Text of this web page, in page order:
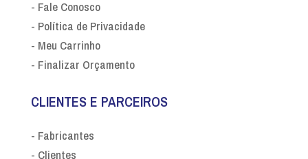
- Fale Conosco
- Política de Privacidade
- Meu Carrinho
- Finalizar Orçamento
CLIENTES E PARCEIROS
- Fabricantes
- Clientes